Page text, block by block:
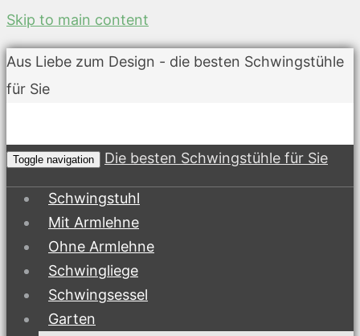
Skip to main content
Aus Liebe zum Design - die besten Schwingstühle
für Sie
Toggle navigation Die besten Schwingstühle für Sie
Schwingstuhl
Mit Armlehne
Ohne Armlehne
Schwingliege
Schwingsessel
Garten